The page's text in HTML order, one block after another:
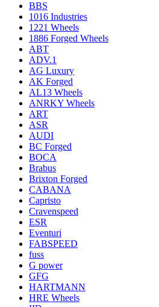
BBS
1016 Industries
1221 Wheels
1886 Forged Wheels
ABT
ADV.1
AG Luxury
AK Forged
AL13 Wheels
ANRKY Wheels
ART
ASR
AUDI
BC Forged
BOCA
Brabus
Brixton Forged
CABANA
Capristo
Cravenspeed
ESR
Eventuri
FABSPEED
fuss
G power
GFG
HARTMANN
HRE Wheels